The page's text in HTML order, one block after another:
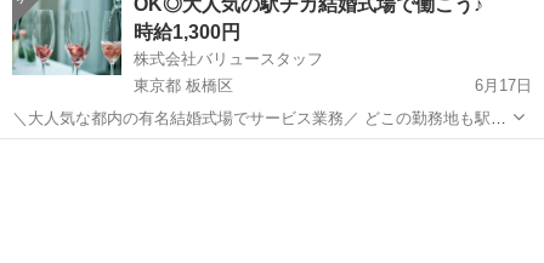
＝＝＝＝＝＝＝...
時給1,300円
株式会社バリュースタッフ
東京都 板橋区
6月17日
＼大人気な都内の有名結婚式場でサービス業務／ どこの勤務地も駅か
ら徒歩5分以内でアクセス抜群！ ■お仕事内容 ￣￣￣￣￣￣￣ 宴会や